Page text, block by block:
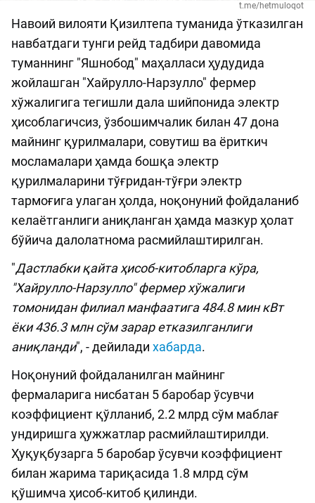
t.me/hetmuloqot
Навоий вилояти Қизилтепа туманида ўтказилган
навбатдаги тунги рейд тадбири давомида
туманнинг "Яшнобод" маҳалласи ҳудудида
жойлашган "Хайрулло-Нарзулло" фермер
хўжалигига тегишли дала шийпонида электр
ҳисоблагичсиз, ўзбошимчалик билан 47 дона
майнинг қурилмалари, совутиш ва ёриткич
мосламалари ҳамда бошқа электр
қурилмаларини тўғридан-тўғри электр
тармоғига улаган ҳолда, ноқонуний фойдаланиб
келаётганлиги аниқланган ҳамда мазкур ҳолат
бўйича далолатнома расмийлаштирилган.
"Дастлабки қайта ҳисоб-китобларга кўра,
"Хайрулло-Нарзулло" фермер хўжалиги
томонидан филиал манфаатига 484.8 мин кВт
ёки 436.3 млн сўм зарар етказилганлиги
аниқланди", - дейилади хабарда.
Ноқонуний фойдаланилган майнинг
фермаларига нисбатан 5 баробар ўсувчи
коэффициент қўлланиб, 2.2 млрд сўм маблағ
ундиришга ҳужжатлар расмийлаштирилди.
Ҳуқуқбузарга 5 баробар ўсувчи коэффициент
билан жарима тариқасида 1.8 млрд сўм
қўшимча ҳисоб-китоб қилинди.